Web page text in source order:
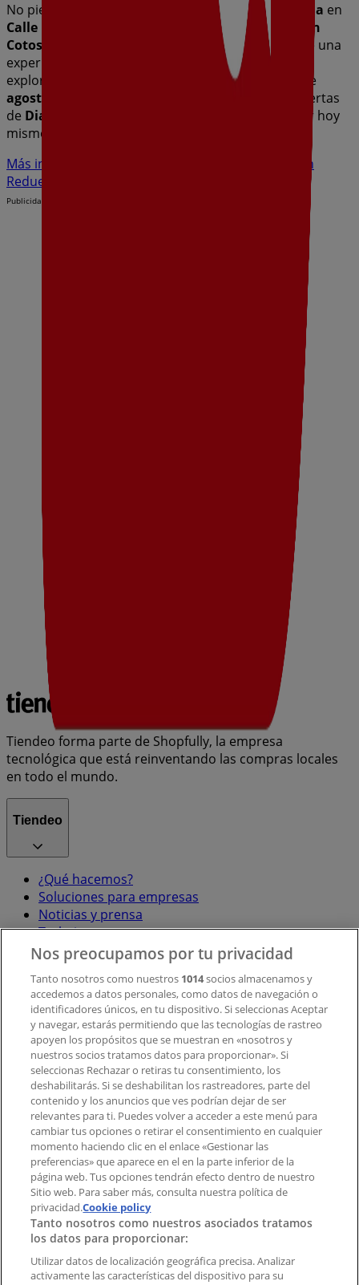
No pierdas la oportunidad de visitar la tienda de
Dia en
Calle Del Puerto De Despeñaperros (Urbanización
Cotos De Monterrey-Venturada)
para disfrutar de una
experiencia de compra completa. Te invitamos a
explorar las promociones que tenemos para ti este
agosto
y mantenerte informado de las mejores ofertas
de Dia
. ¡Visítanos y empieza a ahorrar hoy
mismo!
Más información de Dia
Ver otras tiendas de Dia en
Redueña
Publicidad
Tiendeo forma parte de Shopfully, la empresa
tecnológica que está reinventando las compras locales
en todo el mundo.
Tiendeo
¿Qué hacemos?
Soluciones para empresas
Noticias y prensa
Trabaja con nosotros
Contacto
Contacto comercial y de marketing
Tienda mal colocada en el mapa
Notificar un folleto
¿Encontraste un problema en la web o en la
aplicación?
Índices
Marcas
Negocios
Negocios cercanos
Productos
Ciudades
Nos preocupamos por tu privacidad
Tanto nosotros como nuestros 1014socios almacenamos y
accedemos a datos personales, como datos de navegación o
identificadores únicos, en tu dispositivo. Si seleccionas Aceptar
y navegar, estarás permitiendo que las tecnologías de rastreo
apoyen los propósitos que se muestran en «nosotros y
nuestros socios tratamos datos para proporcionar». Si
seleccionas Rechazar o retiras tu consentimiento, los
deshabilitarás. Si se deshabilitan los rastreadores, parte del
contenido y los anuncios que ves podrían dejar de ser
relevantes para ti. Puedes volver a acceder a este menú para
cambiar tus opciones o retirar el consentimiento en cualquier
momento haciendo clic en el enlace «Gestionar las
preferencias» que aparece en el en la parte inferior de la
página web. Tus opciones tendrán efecto dentro de nuestro
Sitio web. Para saber más, consulta nuestra política de
privacidad.Cookie policy
Tanto nosotros como nuestros asociados tratamos
los datos para proporcionar:
Utilizar datos de localización geográfica precisa. Analizar
activamente las características del dispositivo para su